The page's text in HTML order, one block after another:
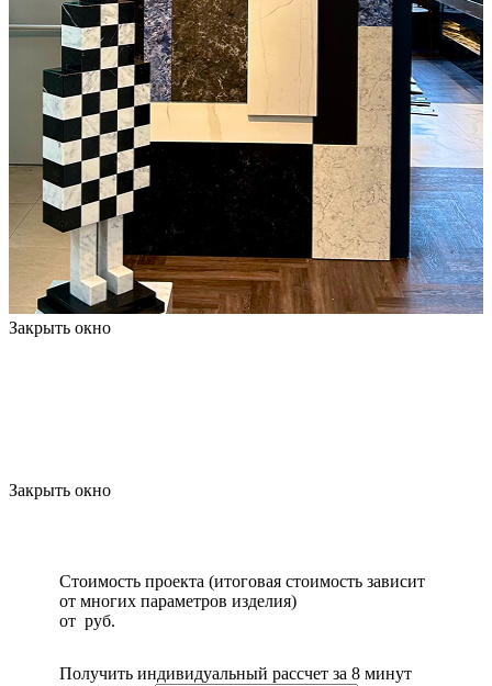
Закрыть окно
Закрыть окно
Стоимость проекта (итоговая стоимость зависит
от многих параметров изделия)
от руб.
Получить индивидуальный рассчет за 8 минут